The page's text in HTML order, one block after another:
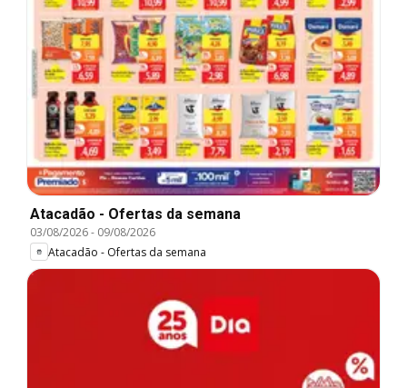
Atacadão - Ofertas da semana
03/08/2026- 09/08/2026
Atacadão - Ofertas da semana